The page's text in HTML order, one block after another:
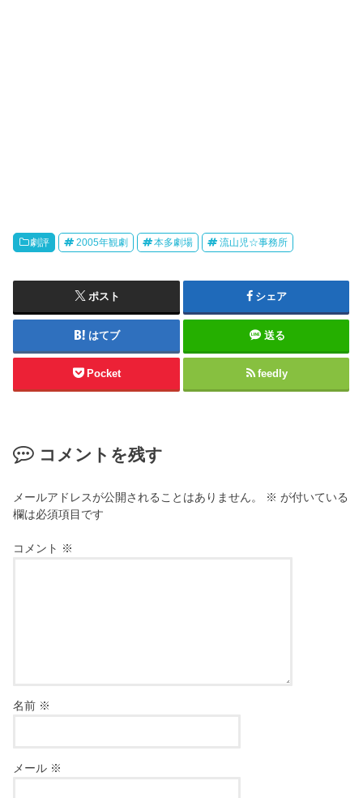
劇評 2005年観劇 本多劇場 流山児☆事務所
ポスト シェア
はてブ 送る
Pocket feedly
コメントを残す
メールアドレスが公開されることはありません。 ※ が付いている
欄は必須項目です
コメント ※
名前 ※
メール ※